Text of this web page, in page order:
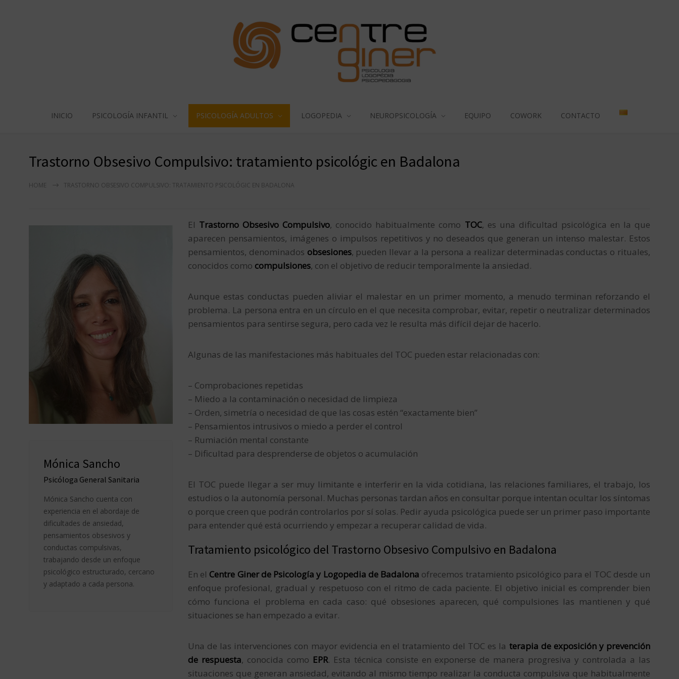
INICIO PSICOLOGÍA INFANTIL PSICOLOGÍA ADULTOS LOGOPEDIA NEUROPSICOLOGÍA EQUIPO COWORK CONTACTO
Trastorno Obsesivo Compulsivo: tratamiento psicológic en Badalona
HOME TRASTORNO OBSESIVO COMPULSIVO: TRATAMIENTO PSICOLÓGIC EN BADALONA
Mónica Sancho
Psicóloga General Sanitaria
Mónica Sancho cuenta con
experiencia en el abordaje de
dificultades de ansiedad,
pensamientos obsesivos y
conductas compulsivas,
trabajando desde un enfoque
psicológico estructurado, cercano
y adaptado a cada persona.
El Trastorno Obsesivo Compulsivo, conocido habitualmente como TOC, es una dificultad psicológica en la que
aparecen pensamientos, imágenes o impulsos repetitivos y no deseados que generan un intenso malestar. Estos
pensamientos, denominados obsesiones, pueden llevar a la persona a realizar determinadas conductas o rituales,
conocidos como compulsiones, con el objetivo de reducir temporalmente la ansiedad.
Aunque estas conductas pueden aliviar el malestar en un primer momento, a menudo terminan reforzando el
problema. La persona entra en un círculo en el que necesita comprobar, evitar, repetir o neutralizar determinados
pensamientos para sentirse segura, pero cada vez le resulta más difícil dejar de hacerlo.
Algunas de las manifestaciones más habituales del TOC pueden estar relacionadas con:
– Comprobaciones repetidas
– Miedo a la contaminación o necesidad de limpieza
– Orden, simetría o necesidad de que las cosas estén “exactamente bien”
– Pensamientos intrusivos o miedo a perder el control
– Rumiación mental constante
– Dificultad para desprenderse de objetos o acumulación
El TOC puede llegar a ser muy limitante e interferir en la vida cotidiana, las relaciones familiares, el trabajo, los
estudios o la autonomía personal. Muchas personas tardan años en consultar porque intentan ocultar los síntomas
o porque creen que podrán controlarlos por sí solas. Pedir ayuda psicológica puede ser un primer paso importante
para entender qué está ocurriendo y empezar a recuperar calidad de vida.
Tratamiento psicológico del Trastorno Obsesivo Compulsivo en Badalona
En el Centre Giner de Psicología y Logopedia de Badalona ofrecemos tratamiento psicológico para el TOC desde un
enfoque profesional, gradual y respetuoso con el ritmo de cada paciente. El objetivo inicial es comprender bien
cómo funciona el problema en cada caso: qué obsesiones aparecen, qué compulsiones las mantienen y qué
situaciones se han empezado a evitar.
Una de las intervenciones con mayor evidencia en el tratamiento del TOC es la terapia de exposición y prevención
de respuesta, conocida como EPR. Esta técnica consiste en exponerse de manera progresiva y controlada a las
situaciones que generan ansiedad, evitando al mismo tiempo realizar la conducta compulsiva que habitualmente